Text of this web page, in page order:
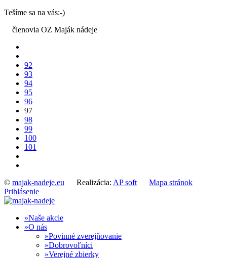
Tešíme sa na vás:-)
členovia OZ Maják nádeje
92
93
94
95
96
97
98
99
100
101
© majak-nadeje.eu Realizácia: AP soft
Mapa stránok
Prihlásenie
Naše akcie
O nás
Povinné zverejňovanie
Dobrovoľníci
Verejné zbierky